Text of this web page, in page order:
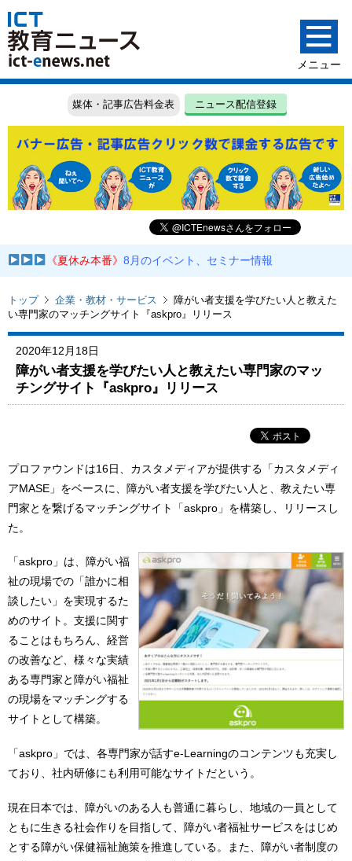
媒体・記事広告料金表 ニュース配信登録
《夏休み本番》8月のイベント、セミナー情報
トップ 企業・教材・サービス
障がい者支援を学びたい人と教えた
い専門家のマッチングサイト『askpro』リリース
2020年12月18日
障がい者支援を学びたい人と教えたい専門家のマッ
チングサイト『askpro』リリース
プロファウンドは16日、カスタメディアが提供する「カスタメディ
アMASE」をベースに、障がい者支援を学びたい人と、教えたい専
門家とを繋げるマッチングサイト「askpro」を構築し、リリースし
た。
「askpro」は、障がい福
祉の現場での「誰かに相
談したい」を実現するた
めのサイト。支援に関す
ることはもちろん、経営
の改善など、様々な実績
ある専門家と障がい福祉
の現場をマッチングする
サイトとして構築。
「askpro」では、各専門家が話すe-Learningのコンテンツも充実し
ており、社内研修にも利用可能なサイトだという。
現在日本では、障がいのある人も普通に暮らし、地域の一員として
ともに生きる社会作りを目指して、障がい者福祉サービスをはじめ
とする障がい保健福祉施策を推進している。また、障がい者制度の